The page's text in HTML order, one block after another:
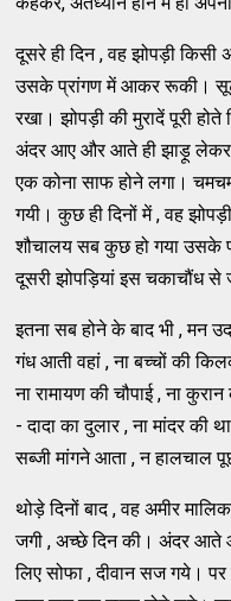
दूसरे ही दिन , वह झोपड़ी
उसके प्रांगण में आकर रूकी। सूट
रखा। झोपड़ी की मुरादें पूरी
अंदर आए और आते ही झाड़ू लेकर
एक कोना साफ होने लगा।
गयी। कुछ ही दिनों में , वह
शौचालय सब कुछ हो गया
दूसरी झोपड़ियां इस चकाचौंध
इतना सब होने के बाद भी , मन
गंध आती वहां , ना बच्चों की
ना रामायण की चौपाई , ना
- दादा का दुलार , ना मांदर की
सब्जी मांगने आता , न हालचाल
थोड़े दिनों बाद , वह अमीर
जगी , अच्छे दिन की। अंदर आते
लिए सोफा , दीवान सज गये।